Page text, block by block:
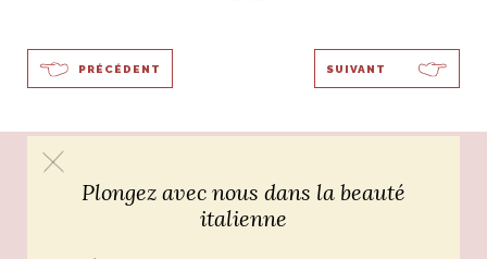
ART ET DESIGN
PRÉCÉDENT SUIVANT
Plongez avec nous dans la beauté
italienne